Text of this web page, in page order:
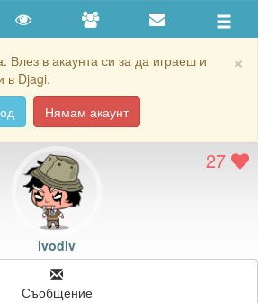
×
в акаунта си за да играеш и
в Djagi.
Нямам акаунт
27
ivodiv
Съобщение